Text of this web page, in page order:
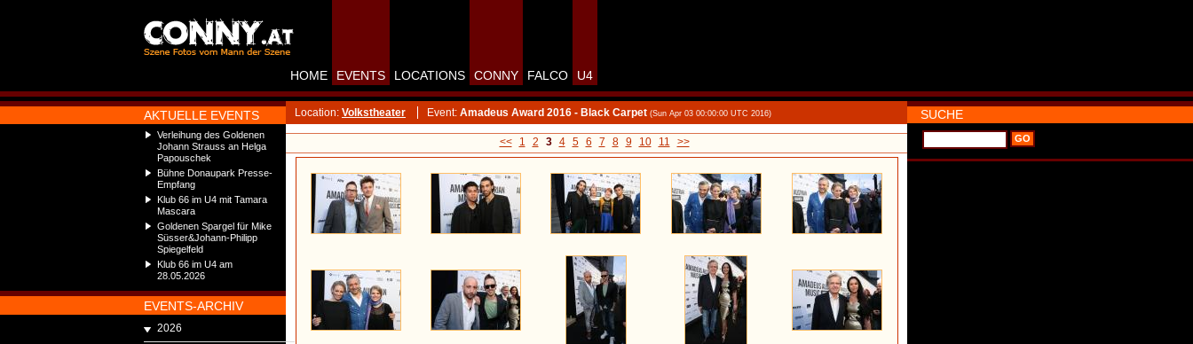
AKTUELLE EVENTS
Verleihung des Goldenen
Johann Strauss an Helga
Papouschek
Bühne Donaupark Presse-
Empfang
Klub 66 im U4 mit Tamara
Mascara
Goldenen Spargel für Mike
Süsser&Johann-Philipp
Spiegelfeld
Klub 66 im U4 am
28.05.2026
EVENTS-ARCHIV
2026
HOME EVENTS LOCATIONS CONNY FALCO U4
Location: Volkstheater Event: Amadeus Award 2016 - Black Carpet (Sun Apr 03 00:00:00 UTC 2016)
<< 1 2 3 4 5 6 7 8 9 10 11 >>
SUCHE